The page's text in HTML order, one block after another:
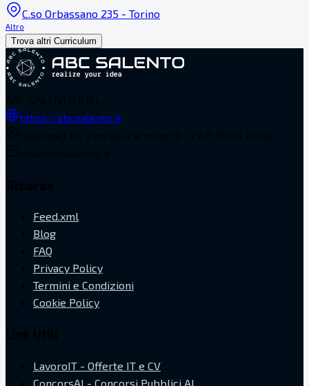
C.so Orbassano 235 - Torino
Altro
Trova altri Curriculum
https://abcsalento.it
Feed.xml
Blog
FAQ
Privacy Policy
Termini e Condizioni
Cookie Policy
LavoroIT - Offerte IT e CV
ConcorsAI - Concorsi Pubblici AI